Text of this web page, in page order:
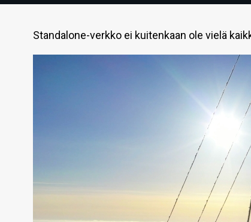
Standalone-verkko ei kuitenkaan ole vielä